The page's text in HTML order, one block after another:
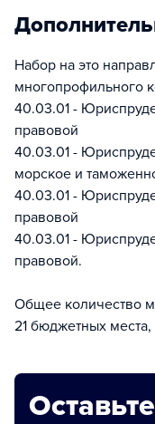
Набор на это
многопрофильного
40.03.01 -
правовой
40.03.01 -
морское и
40.03.01 -
правовой
40.03.01 -
правовой.
Общее количество
21 бюджетных